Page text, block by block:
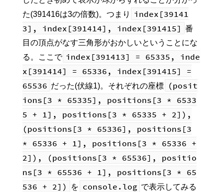
た(391416は3の倍数)。つまり
index[39141
3], index[391414], index[391415] 番
目の頂点がなす三角形がおかしいということにな
る。ここで index[391413] = 65335, inde
x[391414] = 65336, index[391415] =
65536 だった(伏線1)。それぞれの座標
(posit
ions[3 * 65335], positions[3 * 6533
5 + 1], positions[3 * 65335 + 2]),
(positions[3 * 65336], positions[3
* 65336 + 1], positions[3 * 65336 +
2]), (positions[3 * 65536], positio
ns[3 * 65536 + 1], positions[3 * 65
536 + 2])
を console.log で表示してみる